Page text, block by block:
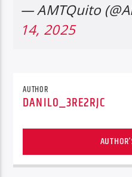
— AMTQuito
14, 2025
AUTHOR
DANILO_3RE2RJC